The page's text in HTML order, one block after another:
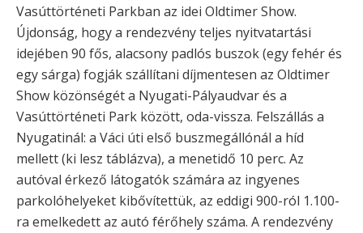
Vasúttörténeti Parkban az idei Oldtimer Show.
Újdonság, hogy a rendezvény teljes nyitvatartási
idejében 90 fős, alacsony padlós buszok (egy fehér és
egy sárga) fogják szállítani díjmentesen az Oldtimer
Show közönségét a Nyugati-Pályaudvar és a
Vasúttörténeti Park között, oda-vissza. Felszállás a
Nyugatinál: a Váci úti első buszmegállónál a híd
mellett (ki lesz táblázva), a menetidő 10 perc. Az
autóval érkező látogatók számára az ingyenes
parkolóhelyeket kibővítettük, az eddigi 900-ról 1.100-
ra emelkedett az autó férőhely száma. A rendezvény